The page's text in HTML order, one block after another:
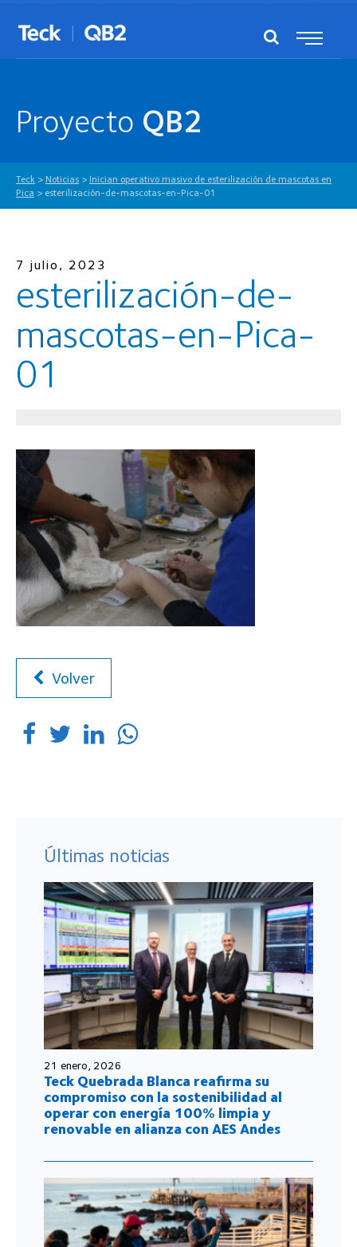
Proyecto QB2
Teck > Noticias > Inician operativo masivo de esterilización de mascotas en
Pica > esterilización-de-mascotas-en-Pica-01
7 julio, 2023
esterilización-de-
mascotas-en-Pica-
01
Volver
Últimas noticias
21 enero, 2026
Teck Quebrada Blanca reafirma su
compromiso con la sostenibilidad al
operar con energía 100% limpia y
renovable en alianza con AES Andes